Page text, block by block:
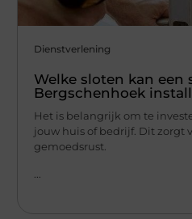
Dienstverlening
Welke sloten kan
Bergschenhoek
Het is belangrijk om te
jouw huis of bedrijf. Dit zorgt
gemoedsrust.